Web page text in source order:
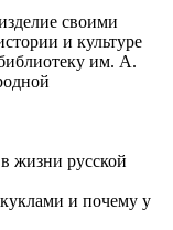
своими
и культуре
им. А.
жизни русской
и почему у